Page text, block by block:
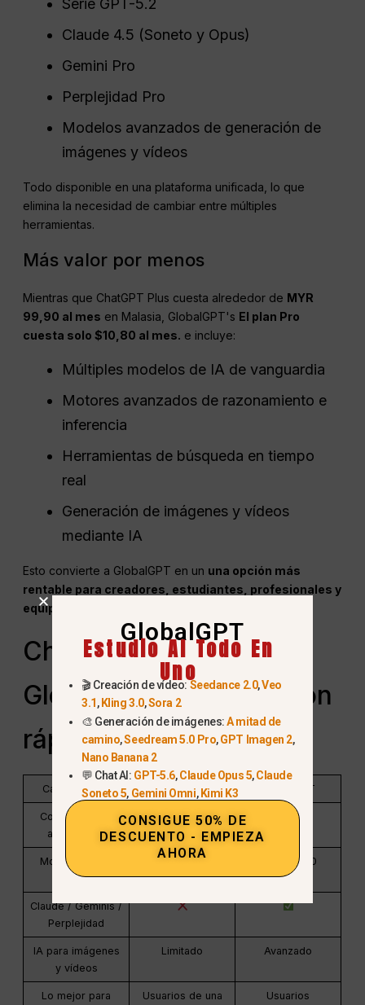
Serie GPT-5.2
Claude 4.5 (Soneto y Opus)
Gemini Pro
Perplejidad Pro
Modelos avanzados de generación de
imágenes y vídeos
Todo disponible en una plataforma unificada, lo que
elimina la necesidad de cambiar entre múltiples
herramientas.
Más valor por menos
Mientras que ChatGPT Plus cuesta alrededor de MYR
99,90 al mes en Malasia, GlobalGPT's El plan Pro
cuesta solo $10,80 al mes. e incluye:
Múltiples modelos de IA de vanguardia
Motores avanzados de razonamiento e
inferencia
Herramientas de búsqueda en tiempo
real
Generación de imágenes y vídeos
mediante IA
Esto convierte a GlobalGPT en un una opción más
rentable para creadores, estudiantes, profesionales y
equipos
ChatGPT Plus frente a
GlobalGPT (comparación
rápida)
Característica ChatGPT Plus GlobalGPT
Coste mensual
aproximado
~$20
99,90 MYR
~$10.80
Modelos de IA Solo OpenAI
Más de 100
modelos
Claude / Géminis /
Perplejidad
IA para imágenes
y vídeos
Limitado Avanzado
Lo mejor para
Usuarios de una
Usuarios
GlobalGPT
Estudio AI Todo En
Uno
🎬 Creación de vídeo:Seedance 2.0,Veo
3.1,Kling 3.0,Sora 2
🎨 Generación de imágenes:A mitad de
camino,Seedream 5.0 Pro,GPT Imagen 2,
Nano Banana 2
💬 Chat AI: GPT-5.6,Claude Opus 5,Claude
Soneto 5, Gemini Omni,Kimi K3
CONSIGUE 50% DE
DESCUENTO - EMPIEZA
AHORA